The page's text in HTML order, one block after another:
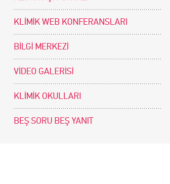
KLİMİK WEB KONFERANSLARI
BİLGİ MERKEZİ
VİDEO GALERİSİ
KLİMİK OKULLARI
BEŞ SORU BEŞ YANIT